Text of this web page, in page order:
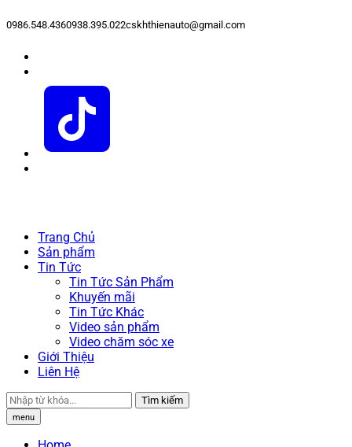
0986.548.4360938.395.022cskhthienauto@gmail.com
Trang Chủ
Sản phẩm
Tin Tức
Tin Tức Sản Phẩm
Khuyến mãi
Tin Tức Khác
Video sản phẩm
Video chăm sóc xe
Giới Thiệu
Liên Hệ
Tìm kiếm
menu